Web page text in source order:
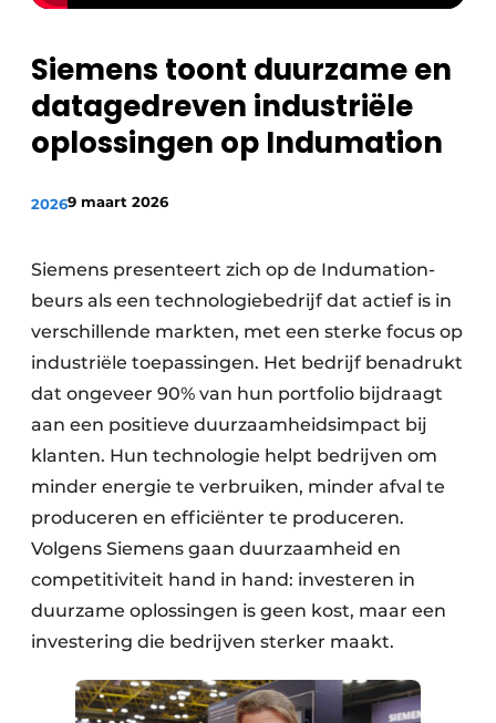
Vacature aanmelden
Vacatures
Video’s
Siemens toont duurzame en
datagedreven industriële
oplossingen op Indumation
20269 maart 2026
Siemens presenteert zich op de Indumation-
beurs als een technologiebedrijf dat actief is in
verschillende markten, met een sterke focus op
industriële toepassingen. Het bedrijf benadrukt
dat ongeveer 90% van hun portfolio bijdraagt
aan een positieve duurzaamheidsimpact bij
klanten. Hun technologie helpt bedrijven om
minder energie te verbruiken, minder afval te
produceren en efficiënter te produceren.
Volgens Siemens gaan duurzaamheid en
competitiviteit hand in hand: investeren in
duurzame oplossingen is geen kost, maar een
investering die bedrijven sterker maakt.